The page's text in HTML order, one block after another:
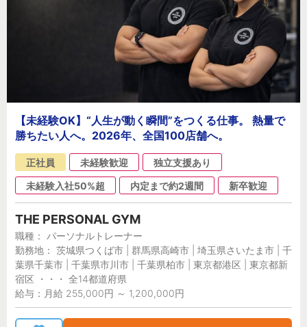
【未経験OK】“人生が動く瞬間”をつくる仕事。 熱量で
勝ちたい人へ。2026年、全国100店舗へ。
正社員 未経験歓迎
独立支援あり
未経験入社50%超
内定まで約2週間 新卒歓迎
THE PERSONAL GYM
職種： パーソナルトレーナー
勤務地： 茨城県つくば市 | 群馬県高崎市 | 埼玉県さいたま市 | 千
葉県千葉市 | 千葉県市川市 | 千葉県柏市 | 東京都港区 | 東京都新
宿区 ・・・ 全14都道府県
給与：月給 255,000円 ～ 1,200,000円